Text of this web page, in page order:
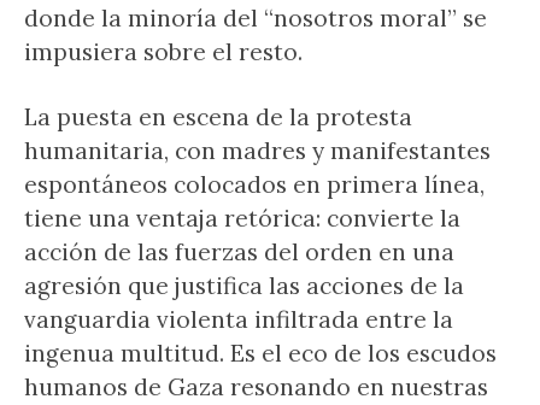
donde la minoría del “nosotros moral” se
impusiera sobre el resto.
La puesta en escena de la protesta
humanitaria, con madres y manifestantes
espontáneos colocados en primera línea,
tiene una ventaja retórica: convierte la
acción de las fuerzas del orden en una
agresión que justifica las acciones de la
vanguardia violenta infiltrada entre la
ingenua multitud. Es el eco de los escudos
humanos de Gaza resonando en nuestras